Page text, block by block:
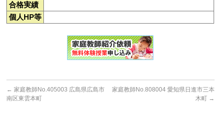
合格実績
個人HP等
← 家庭教師No.405003 広島県広島市
南区東雲本町
家庭教師No.808004 愛知県日進市三本
木町 →